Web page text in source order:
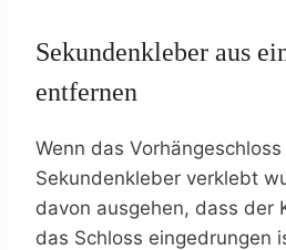
Sekundenkleber aus
entfernen
Wenn das
Sekundenkleber verklebt
davon ausgehen, dass der
das Schloss eingedrungen